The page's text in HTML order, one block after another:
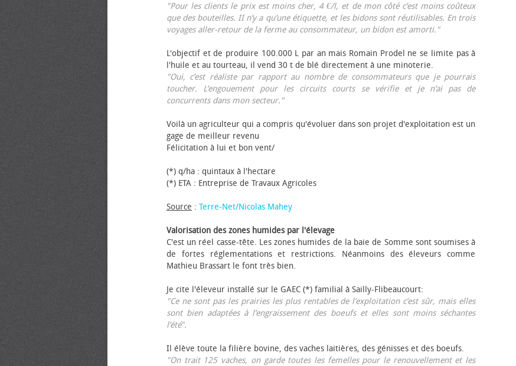
"Pour les clients le prix est moins cher, 4 €/l, et de mon côté c’est moins coûteux
que des bouteilles. II n’y a qu’une étiquette, et les bidons sont réutilisables. En trois
voyages aller-retour de la ferme au consommateur, un bidon est amorti."
L'objectif et de produire 100.000 L par an mais Romain Prodel ne se limite pas à
l'huile et au tourteau, il vend 30 t de blé directement à une minoterie.
"Oui, c’est réaliste par rapport au nombre de consommateurs que je pourrais
toucher. L’engouement pour les circuits courts se vérifie et je n’ai pas de
concurrents dans mon secteur."
Voilà un agriculteur qui a compris qu'évoluer dans son projet d'exploitation est un
gage de meilleur revenu
Félicitation à lui et bon vent/
(*) q/ha : quintaux à l'hectare
(*) ETA : Entreprise de Travaux Agricoles
Source : Terre-Net/Nicolas Mahey
Valorisation des zones humides par l'élevage
C'est un réel casse-tête. Les zones humides de la baie de Somme sont soumises à
de fortes réglementations et restrictions. Néanmoins des éleveurs comme
Mathieu Brassart le font très bien.
Je cite l'éleveur installé sur le GAEC (*) familial à Sailly-Flibeaucourt:
"Ce ne sont pas les prairies les plus rentables de l’exploitation c’est sûr, mais elles
sont bien adaptées à l’engraissement des bœufs et elles sont moins séchantes
l’été".
Il élève toute la filière bovine, des vaches laitières, des génisses et des bœufs.
"On trait 125 vaches, on garde toutes les femelles pour le renouvellement et les